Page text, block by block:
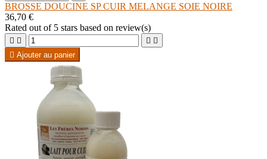
BROSSE DOUCINE SP CUIR MELANGE SOIE NOIRE
36,70 €
Rated out of 5 stars based on review(s)
   
 Ajouter au panier